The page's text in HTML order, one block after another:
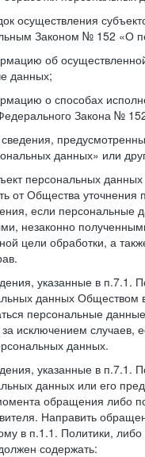
осуществления
Законом № 152 «О
об
данных;
о способах
Закона №
данных» или
персональных
от Общества
если
незаконно
цели обработки, а
указанные в п.7.1.
данных Обществом
персональные
исключением случаев,
данных.
указанные в п.7.1.
данных или его
обращения либо
Направить
в п.1.1. Политики,
содержать: